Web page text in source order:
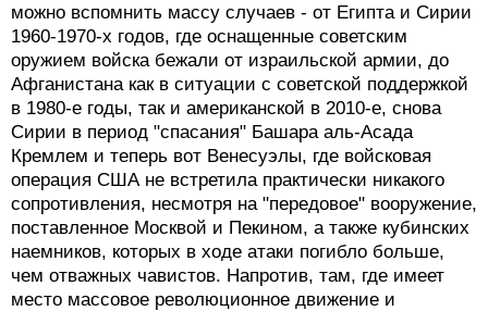
можно вспомнить массу случаев - от Египта и Сирии
1960-1970-х годов, где оснащенные советским
оружием войска бежали от израильской армии, до
Афганистана как в ситуации с советской поддержкой
в 1980-е годы, так и американской в 2010-е, снова
Сирии в период "спасания" Башара аль-Асада
Кремлем и теперь вот Венесуэлы, где войсковая
операция США не встретила практически никакого
сопротивления, несмотря на "передовое" вооружение,
поставленное Москвой и Пекином, а также кубинских
наемников, которых в ходе атаки погибло больше,
чем отважных чавистов. Напротив, там, где имеет
место массовое революционное движение и